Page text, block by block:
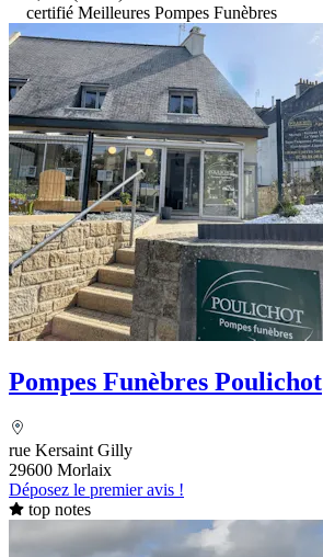
certifié Meilleures Pompes Funèbres
Pompes Funèbres Poulichot
rue Kersaint Gilly
29600 Morlaix
Déposez le premier avis !
top notes